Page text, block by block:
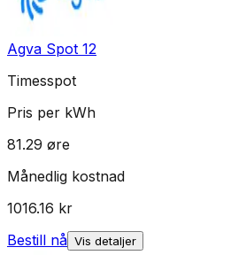
Agva Spot 12
Timesspot
Pris per kWh
81.29 øre
Månedlig kostnad
1016.16 kr
Bestill nå Vis detaljer